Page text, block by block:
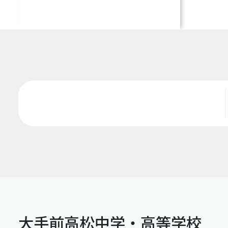
大手前高松中学・高等学校